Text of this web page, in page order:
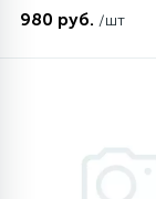
980 руб. /шт